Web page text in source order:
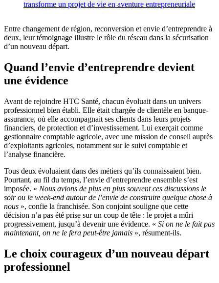
Entre changement de région, reconversion et envie d’entreprendre à
deux, leur témoignage illustre le rôle du réseau dans la sécurisation
d’un nouveau départ.
Quand l’envie d’entreprendre devient
une évidence
Avant de rejoindre HTC Santé, chacun évoluait dans un univers
professionnel bien établi. Elle était chargée de clientèle en banque-
assurance, où elle accompagnait ses clients dans leurs projets
financiers, de protection et d’investissement. Lui exerçait comme
gestionnaire comptable agricole, avec une mission de conseil auprès
d’exploitants agricoles, notamment sur le suivi comptable et
l’analyse financière.
Tous deux évoluaient dans des métiers qu’ils connaissaient bien.
Pourtant, au fil du temps, l’envie d’entreprendre ensemble s’est
imposée. « Nous avions de plus en plus souvent ces discussions le
soir ou le week-end autour de l’envie de construire quelque chose à
nous », confie la franchisée. Son conjoint souligne que cette
décision n’a pas été prise sur un coup de tête : le projet a mûri
progressivement, jusqu’à devenir une évidence. « Si on ne le fait pas
maintenant, on ne le fera peut-être jamais », résument-ils.
Le choix courageux d’un nouveau départ
professionnel